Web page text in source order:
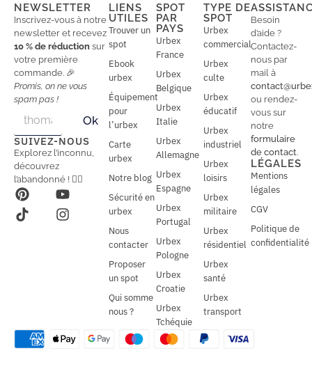
NEWSLETTER
Inscrivez-vous à notre
newsletter et recevez
10 % de réduction sur
votre première
commande. 🎉
Promis, on ne vous
spam pas !
a
i
l
a
i
l
*
Ok
SUIVEZ-NOUS
Explorez l’inconnu,
découvrez
l’abandonné ! 🕵️‍♂️
LIENS
UTILES
Trouver un
spot
Ebook
urbex
Équipement
pour
l’urbex
Carte
urbex
Notre blog
Sécurité en
urbex
Nous
contacter
Proposer
un spot
Qui somme
nous ?
SPOT
PAR
PAYS
Urbex
France
Urbex
Belgique
Urbex
Italie
Urbex
Allemagne
Urbex
Espagne
Urbex
Portugal
Urbex
Pologne
Urbex
Croatie
Urbex
Tchéquie
TYPE DE
SPOT
Urbex
commercial
Urbex
culte
Urbex
éducatif
Urbex
industriel
Urbex
loisirs
Urbex
militaire
Urbex
résidentiel
Urbex
santé
Urbex
transport
Besoin
d’aide ?
Contactez-
nous par
mail à
ou rendez-
vous sur
notre
formulaire
de contact.
LÉGALES
Mentions
légales
CGV
Politique de
confidentialité